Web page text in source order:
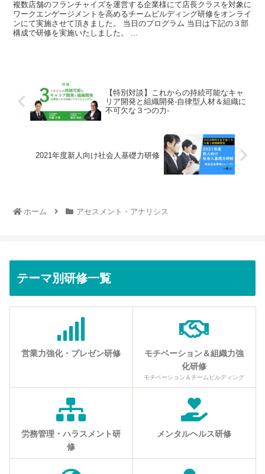
複数店舗のフランチャイズを運営する企業様にて店長クラスを対象に
ワークエンゲージメントを高めるチームビルディング研修をオンライ
ンにて実施させて頂きました。 当日のプログラム 当日は下記の３部
構成で研修を実施いたしました。 ...
【特別対談】これからの持続可能なキャ
リア開発と組織開発-自律型人材＆組織に
不可欠な３つの力-
2021年度新人向け社会人基礎力研修
ホーム アセスメント・アナリシス
テーマ別研修一覧
営業力強化・プレゼン研修
モチベーション＆組織力強
化研修
モチベーション＆チームビルディング
労務管理・ハラスメント研
修
メンタルヘルス研修